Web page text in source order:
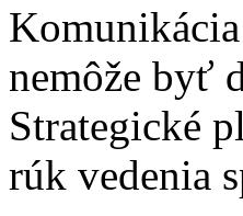
nemôže byť
Strategické
rúk vedenia